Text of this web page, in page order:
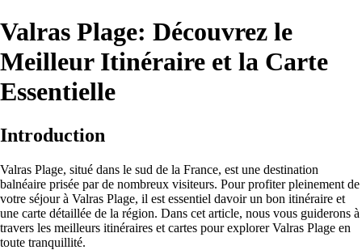
Valras Plage: Découvrez le
Meilleur Itinéraire et la Carte
Essentielle
Introduction
Valras Plage, situé dans le sud de la France, est une destination
balnéaire prisée par de nombreux visiteurs. Pour profiter pleinement de
votre séjour à Valras Plage, il est essentiel davoir un bon itinéraire et
une carte détaillée de la région. Dans cet article, nous vous guiderons à
travers les meilleurs itinéraires et cartes pour explorer Valras Plage en
toute tranquillité.